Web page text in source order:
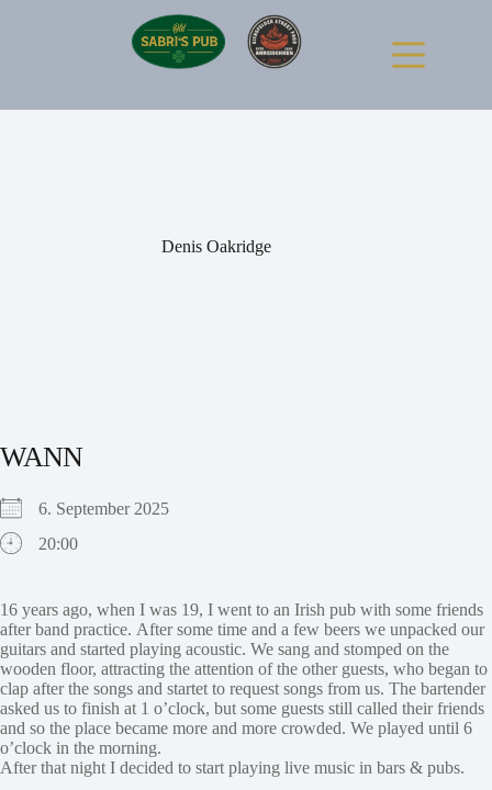
Denis Oakridge
WANN
6. September 2025
20:00
16 years ago, when I was 19, I went to an Irish pub with some friends
after band practice. After some time and a few beers we unpacked our
guitars and started playing acoustic. We sang and stomped on the
wooden floor, attracting the attention of the other guests, who began to
clap after the songs and startet to request songs from us. The bartender
asked us to finish at 1 o’clock, but some guests still called their friends
and so the place became more and more crowded. We played until 6
o’clock in the morning.
After that night I decided to start playing live music in bars & pubs.